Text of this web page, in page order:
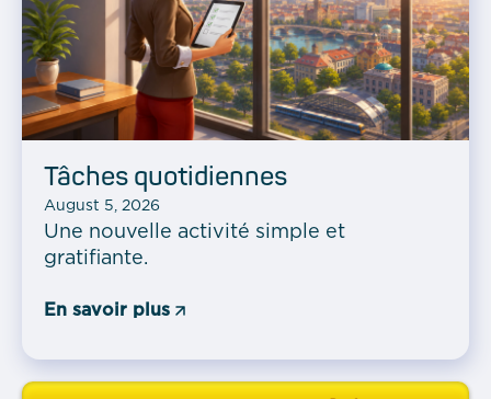
Tâches quotidiennes
August 5, 2026
Une nouvelle activité simple et
gratifiante.
En savoir plus